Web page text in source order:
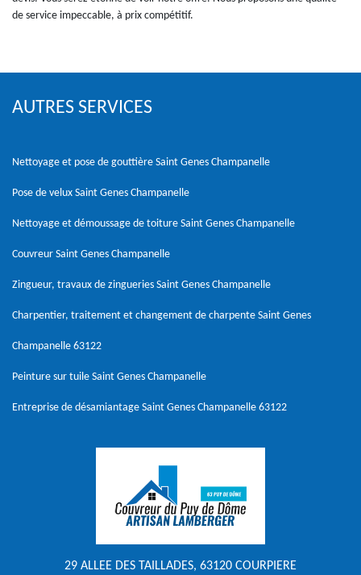
de service impeccable, à prix compétitif.
AUTRES SERVICES
Nettoyage et pose de gouttière Saint Genes Champanelle
Pose de velux Saint Genes Champanelle
Nettoyage et démoussage de toiture Saint Genes Champanelle
Couvreur Saint Genes Champanelle
Zingueur, travaux de zingueries Saint Genes Champanelle
Charpentier, traitement et changement de charpente Saint Genes
Champanelle 63122
Peinture sur tuile Saint Genes Champanelle
Entreprise de désamiantage Saint Genes Champanelle 63122
29 ALLEE DES TAILLADES, 63120 COURPIERE